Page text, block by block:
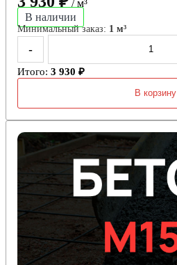
/ м³
В наличии
Минимальный заказ: 1 м³
-
Итого: 3 930 ₽
В корзину